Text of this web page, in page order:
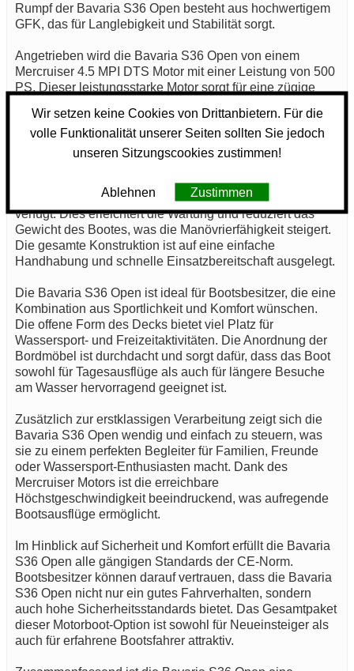
Rumpf der Bavaria S36 Open besteht aus hochwertigem
GFK, das für Langlebigkeit und Stabilität sorgt.
Angetrieben wird die Bavaria S36 Open von einem
Mercruiser 4.5 MPI DTS Motor mit einer Leistung von 500
PS. Dieser leistungsstarke Motor sorgt für eine zügige
auf dem Wasser. Die Antriebstechnik ist so konzipiert,
dass sie sowohl Effizienz als auch Leistung bietet, ohne
dabei auf Komfort zu verzichten.
Ein weiteres Merkmal der Bavaria S36 Open ist, dass sie
über keinen Kraftstoff-, Frischwasser- oder Abwassertank
verfügt. Dies erleichtert die Wartung und reduziert das
Gewicht des Bootes, was die Manövrierfähigkeit steigert.
Die gesamte Konstruktion ist auf eine einfache
Handhabung und schnelle Einsatzbereitschaft ausgelegt.
Die Bavaria S36 Open ist ideal für Bootsbesitzer, die eine
Kombination aus Sportlichkeit und Komfort wünschen.
Die offene Form des Decks bietet viel Platz für
Wassersport- und Freizeitaktivitäten. Die Anordnung der
Bordmöbel ist durchdacht und sorgt dafür, dass das Boot
sowohl für Tagesausflüge als auch für längere Besuche
am Wasser hervorragend geeignet ist.
Zusätzlich zur erstklassigen Verarbeitung zeigt sich die
Bavaria S36 Open wendig und einfach zu steuern, was
sie zu einem perfekten Begleiter für Familien, Freunde
oder Wassersport-Enthusiasten macht. Dank des
Mercruiser Motors ist die erreichbare
Höchstgeschwindigkeit beeindruckend, was aufregende
Bootsausflüge ermöglicht.
Im Hinblick auf Sicherheit und Komfort erfüllt die Bavaria
S36 Open alle gängigen Standards der CE-Norm.
Bootsbesitzer können darauf vertrauen, dass die Bavaria
S36 Open nicht nur ein gutes Fahrverhalten, sondern
auch hohe Sicherheitsstandards bietet. Das Gesamtpaket
dieser Motorboot-Option ist sowohl für Neueinsteiger als
auch für erfahrene Bootsfahrer attraktiv.
Wir setzen keine Cookies von Drittanbietern. Für die
volle Funktionalität unserer Seiten sollten Sie jedoch
unseren Sitzungscookies zustimmen!
Ablehnen Zustimmen